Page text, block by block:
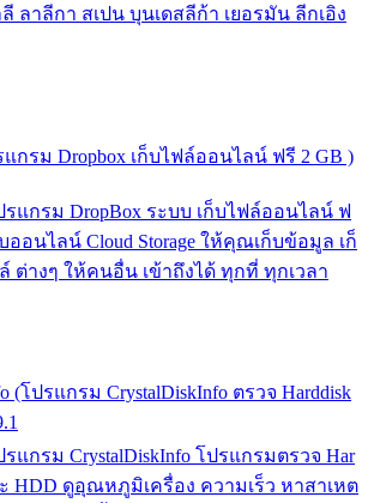
ลี ลาลีกา สเปน บุนเดสลีก้า เยอรมัน ลีกเอิง
แกรม Dropbox เก็บไฟล์ออนไลน์ ฟรี 2 GB )
แกรม DropBox ระบบ เก็บไฟล์ออนไลน์ ฟ
ออนไลน์ Cloud Storage ให้คุณเก็บข้อมูล เก็
ต่างๆ ให้คนอื่น เข้าถึงได้ ทุกที่ ทุกเวลา
(โปรแกรม CrystalDiskInfo ตรวจ Harddisk
แกรม CrystalDiskInfo โปรแกรมตรวจ Har
HDD ดูอุณหภูมิเครื่อง ความเร็ว หาสาเหต